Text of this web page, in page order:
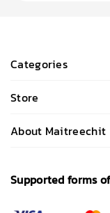
Categories
Store
About Maitreechit
Supported forms